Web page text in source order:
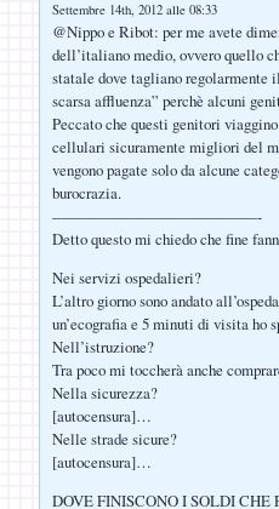
Settembre 14th, 2012 alle 08:33
@Nippo e Ribot: per me avete
dell’italiano medio, ovvero quello
statale dove tagliano regolarmente
scarsa affluenza” perchè alcuni
Peccato che questi genitori
cellulari sicuramente migliori del
vengono pagate solo da alcune
burocrazia.
—————————————-
Detto questo mi chiedo che fine
Nei servizi ospedalieri?
L’altro giorno sono andato
un’ecografia e 5 minuti di visita ho
Nell’istruzione?
Tra poco mi toccherà anche
Nella sicurezza?
[autocensura]…
Nelle strade sicure?
[autocensura]…
DOVE FINISCONO I SOLDI CHE